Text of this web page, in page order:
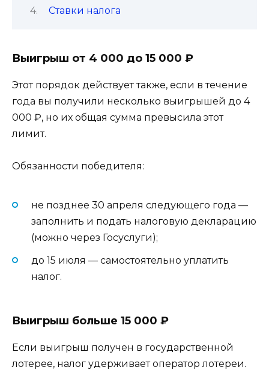
Ставки налога
Выигрыш от 4 000 до 15 000 ₽
Этот порядок действует также, если в течение
года вы получили несколько выигрышей до 4
000 ₽, но их общая сумма превысила этот
лимит.
Обязанности победителя:
не позднее 30 апреля следующего года —
заполнить и подать налоговую декларацию
(можно через Госуслуги);
до 15 июля — самостоятельно уплатить
налог.
Выигрыш больше 15 000 ₽
Если выигрыш получен в государственной
лотерее, налог удерживает оператор лотереи.